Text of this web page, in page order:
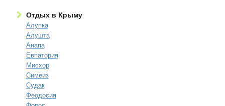
Отдых в Крыму
Алупка
Алушта
Анапа
Евпатория
Мисхор
Симеиз
Судак
Феодосия